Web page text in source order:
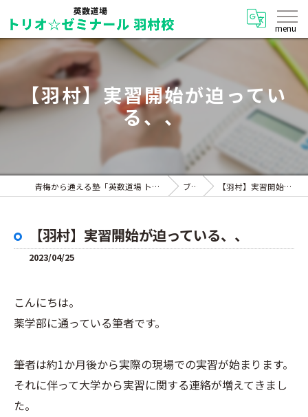
【羽村】実習開始が迫ってい
る、、
青梅から通える塾「英数道場 トリオ☆ゼミナール 羽村校」 ブログ 【羽村】実習開始が迫っている、、
【羽村】実習開始が迫っている、、
2023/04/25
こんにちは。
薬学部に通っている筆者です。
筆者は約1か月後から実際の現場での実習が始まります。
それに伴って大学から実習に関する連絡が増えてきまし
た。